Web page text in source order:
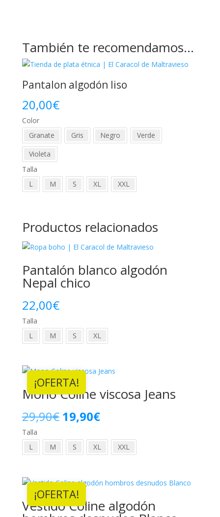
También te recomendamos…
Pantalon algodón liso
20,00€
Color
Granate
Gris Negro
Verde
Violeta
Talla
L
M S XL XXL
Productos relacionados
Pantalón blanco algodón
Nepal chico
22,00€
Talla
L
M S XL
¡OFERTA!
Mono Coline viscosa Jeans
29,90€ El
precio
original
29,90€.
19,90€El
precio
actual
Talla
L
M S XL XXL
¡OFERTA!
Vestido Coline algodón